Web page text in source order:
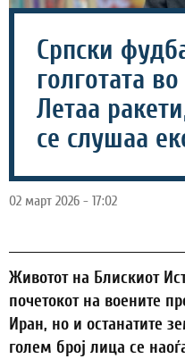
Српски
голготата
Летаа
се слушаа
02 март 2026 - 17:02
Животот на Блискиот
почетокот на воените
Иран, но и останатите
голем број лица се